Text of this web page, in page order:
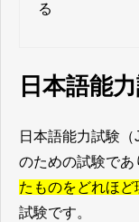
る
日本語能
日本語能力試験
のための試験であ
たものをどれほ
試験です。